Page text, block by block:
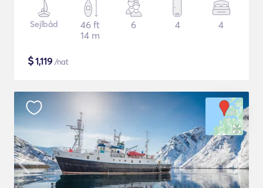
Sejlbåd
46 ft
14 m
6 4 4
$1,119 /nat